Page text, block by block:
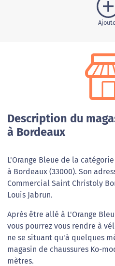
Description du
à Bordeaux
L'Orange Bleue de la
à Bordeaux (33000). Son
Commercial Saint Christoly
Louis Jabrun.
Après être allé à L'Orange
vous pourrez vous rendre à
ne se situant qu'à quelques
magasin de chaussures Ko-
mètres.